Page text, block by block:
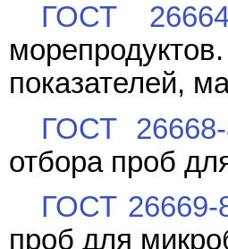
ГОСТ
показателей,
ГОСТ
отбора проб
ГОСТ 26669-
проб для